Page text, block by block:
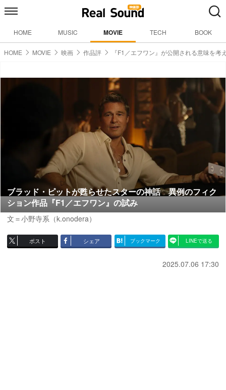
HOME MUSIC MOVIE TECH BOOK
HOME MOVIE 映画 作品評 『F1／エフワン』が公開される意味を考
ブラッド・ピットが甦らせたスターの神話 異例のフィク
ション作品『F1／エフワン』の試み
文＝小野寺系（k.onodera）
ポスト シェア ブックマーク LINEで送る
2025.07.06 17:30